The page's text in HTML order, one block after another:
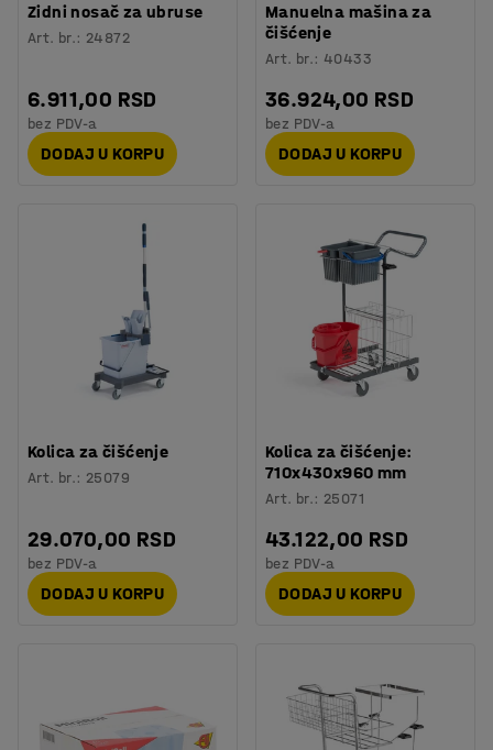
Zidni nosač za ubruse
Art. br.: 24872
6.911,00 RSD
bez PDV-a
DODAJ U KORPU
Manuelna mašina za
čišćenje
Art. br.: 40433
36.924,00 RSD
bez PDV-a
DODAJ U KORPU
Kolica za čišćenje
Art. br.: 25079
29.070,00 RSD
bez PDV-a
DODAJ U KORPU
Kolica za čišćenje:
710x430x960 mm
Art. br.: 25071
43.122,00 RSD
bez PDV-a
DODAJ U KORPU